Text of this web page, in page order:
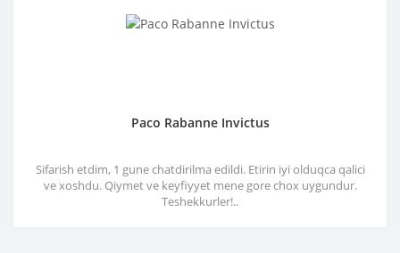
Paco Rabanne Invictus
Sifarish etdim, 1 gune chatdirilma edildi. Etirin iyi olduqca qalici
ve xoshdu. Qiymet ve keyfiyyet mene gore chox uygundur.
Teshekkurler!..